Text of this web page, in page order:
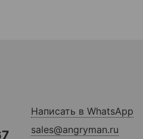
Написать в WhatsApp
sales@angryman.ru